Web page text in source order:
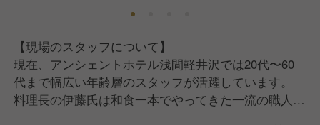
されるホテルを目指してまいります。
そこで現在はさらなる体制強化を図っていくために、
一緒に成長していけるスタッフの採用に力を入れてい
ます。
私たちと一緒に、アンシェントホテル浅間軽井沢の未
【現場のスタッフについて】
現在、アンシェントホテル浅間軽井沢では20代〜60
代まで幅広い年齢層のスタッフが活躍しています。
料理長の伊藤氏は和食一本でやってきた一流の職人